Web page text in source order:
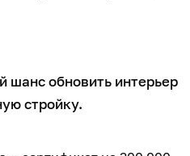
шанс обновить интерьер
стройку.